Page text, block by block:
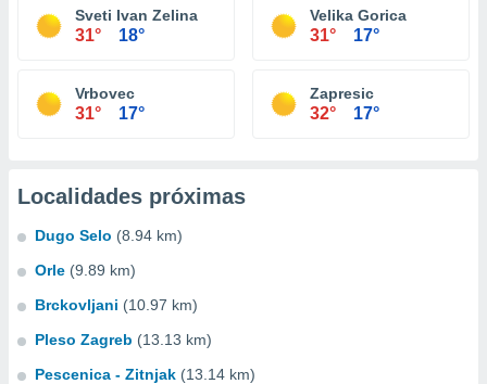
Sveti Ivan Zelina
31° 18°
Velika Gorica
31° 17°
Vrbovec
31° 17°
Zapresic
32° 17°
Localidades próximas
Dugo Selo (8.94 km)
Orle (9.89 km)
Brckovljani (10.97 km)
Pleso Zagreb (13.13 km)
Pescenica - Zitnjak (13.14 km)